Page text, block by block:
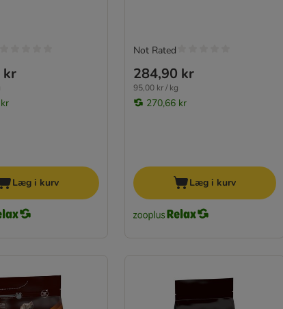
kr
Læg i kurv
284,90 kr
95,00 kr / kg
270,66 kr
Not Rated
Læg i kurv